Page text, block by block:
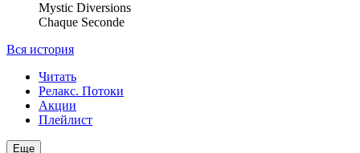
Mystic Diversions
Chaque Seconde
Вся история
Читать
Релакс. Потоки
Акции
Плейлист
Еще